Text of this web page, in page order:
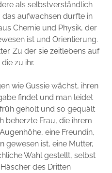
als selbstverständlich
das aufwachsen durfte in
Chemie und Physik, der
ist und Orientierung.
Zu der sie zeitlebens auf
zu ihr.
wie Gussie wächst, ihren
findet und man leidet
geholt und so gequält
beherzte Frau, die ihrem
eine Freundin,
gewesen ist, eine Mutter,
Wahl gestellt, selbst
des Dritten